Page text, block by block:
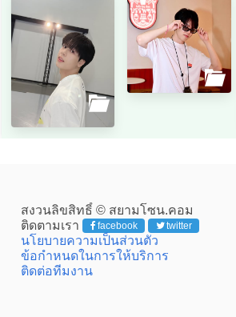
สงวนลิขสิทธิ์ © สยามโซน.คอม
ติดตามเรา
facebook twitter
นโยบายความเป็นส่วนตัว
ข้อกำหนดในการให้บริการ
ติดต่อทีมงาน